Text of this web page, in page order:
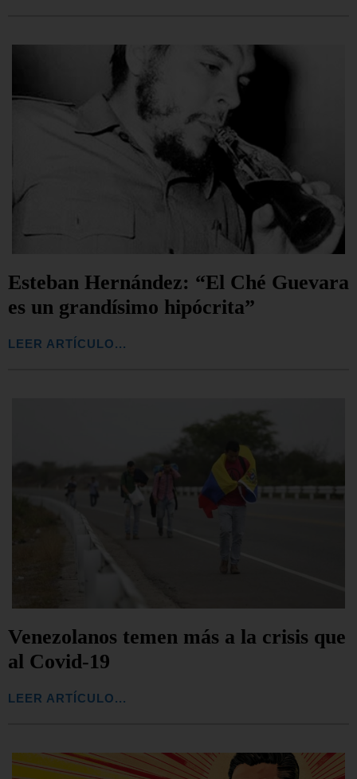
Esteban Hernández: “El Ché Guevara
es un grandísimo hipócrita”
LEER ARTÍCULO...
Venezolanos temen más a la crisis que
al Covid-19
LEER ARTÍCULO...